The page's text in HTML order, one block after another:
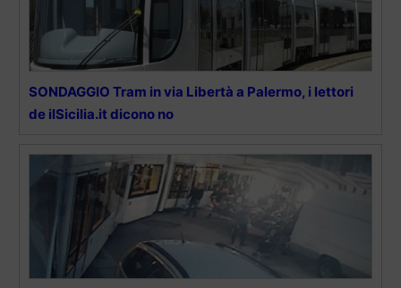
SONDAGGIO Tram in via Libertà a Palermo, i lettori
de ilSicilia.it dicono no